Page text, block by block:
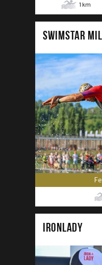
1 km
SWIMSTAR
IRONLADY